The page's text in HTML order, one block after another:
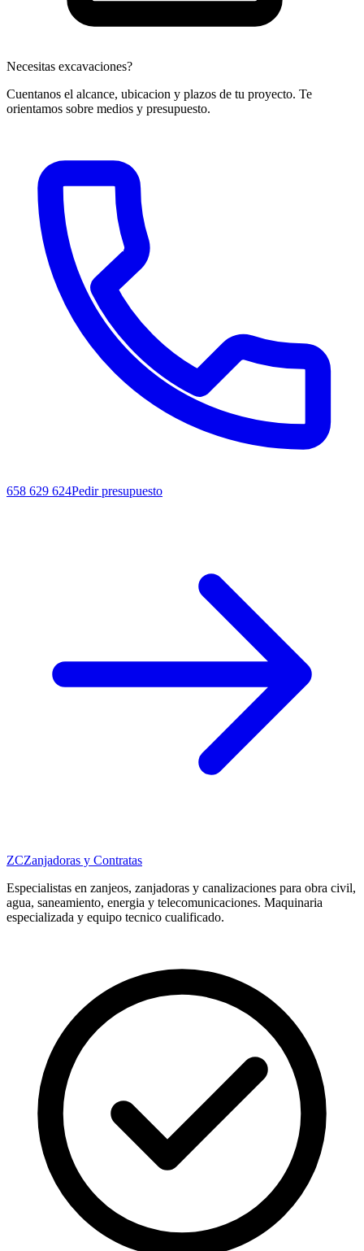
Necesitas excavaciones?
Cuentanos el alcance, ubicacion y plazos de tu proyecto. Te
orientamos sobre medios y presupuesto.
658 629 624Pedir presupuesto
ZCZanjadoras y Contratas
Especialistas en zanjeos, zanjadoras y canalizaciones para obra civil,
agua, saneamiento, energia y telecomunicaciones. Maquinaria
especializada y equipo tecnico cualificado.